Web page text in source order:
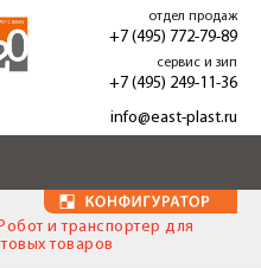
отдел продаж
+7 (495) 772-79-89
сервис и зип
+7 (495) 249-11-36
info@east-plast.ru
и транспортер для
товаров